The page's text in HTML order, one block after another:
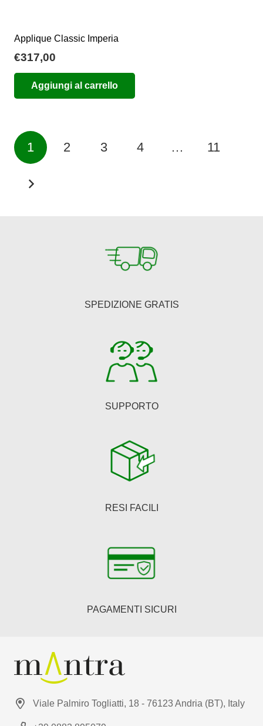
Applique Classic Imperia
€317,00
Aggiungi al carrello
Paginazione
degli
articoli
1 2 3 4 … 11
SPEDIZIONE GRATIS
SUPPORTO
RESI FACILI
PAGAMENTI SICURI
Viale Palmiro Togliatti, 18 - 76123 Andria (BT), Italy